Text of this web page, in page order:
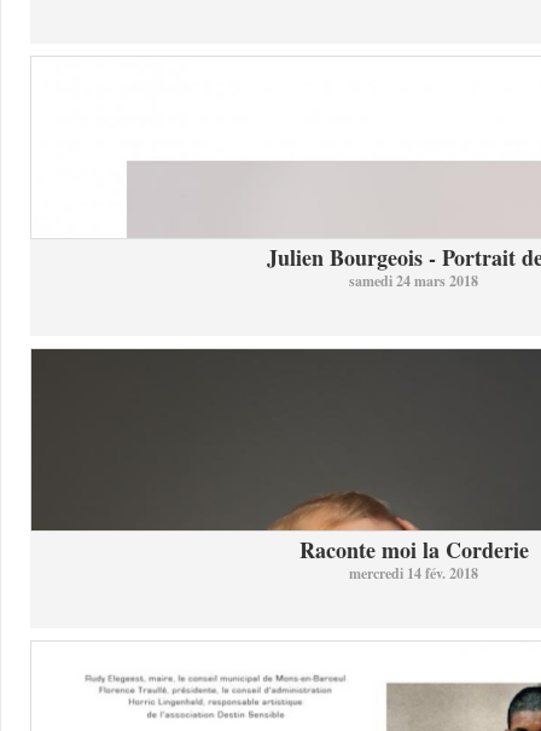
Julien Bourgeois - Portrait
samedi 24 mars 2018
Raconte moi la Corderie
mercredi 14 fév. 2018